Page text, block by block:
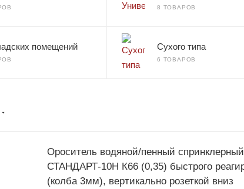
8 ТОВАРОВ
помещений Сухого типа
6 ТОВАРОВ
Ороситель водяной/пенный спринклерный
СТАНДАРТ-10Н К66 (0,35) быстрого реагирования
(колба 3мм), вертикально розеткой вниз